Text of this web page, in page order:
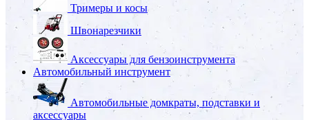
Тримеры и косы
Швонарезчики
Аксессуары для бензоинструмента
Автомобильный инструмент
Автомобильные домкраты, подставки и
аксессуары